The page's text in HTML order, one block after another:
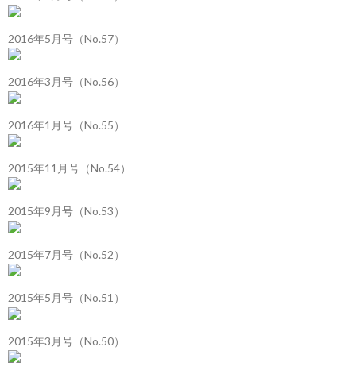
2016年5月号（No.57）
2016年3月号（No.56）
2016年1月号（No.55）
2015年11月号（No.54）
2015年9月号（No.53）
2015年7月号（No.52）
2015年5月号（No.51）
2015年3月号（No.50）